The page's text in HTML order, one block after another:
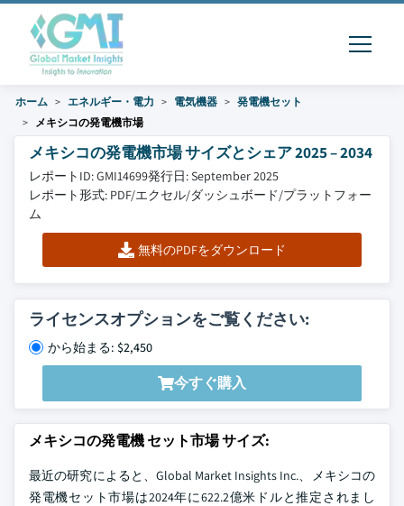
ホーム エネルギー・電力 電気機器
発電機セット
メキシコの発電機市場
メキシコの発電機市場 サイズとシェア 2025 – 2034
レポートID: GMI14699発行日: September 2025
レポート形式: PDF/エクセル/ダッシュボード/プラットフォー
ム
無料のPDFをダウンロード
ライセンスオプションをご覧ください:
から始まる: $2,450
今すぐ購入
メキシコの発電機 セット市場 サイズ:
最近の研究によると、Global Market Insights Inc.、メキシコの
発電機セット市場は2024年に622.2億米ドルと推定されまし